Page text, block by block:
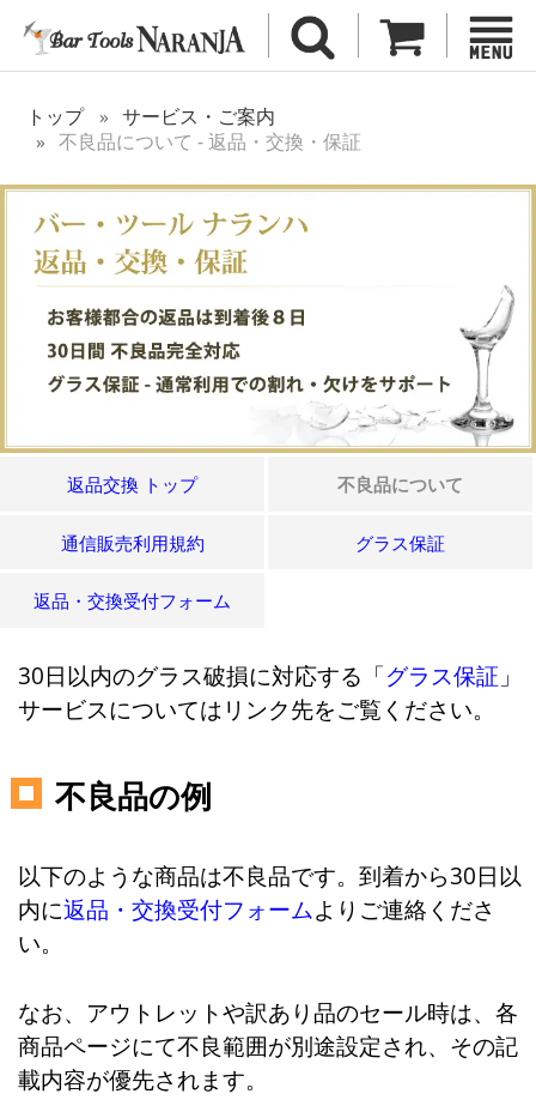
トップ
サービス・ご案内
不良品について - 返品・交換・保証
返品交換 トップ 不良品について
通信販売利用規約 グラス保証
返品・交換受付フォーム
30日以内のグラス破損に対応する「グラス保証 」
サービスについてはリンク先をご覧ください。
不良品の例
以下のような商品は不良品です。到着から30日以
内に返品・交換受付フォームよりご連絡くださ
い。
なお、アウトレットや訳あり品のセール時は、各
商品ページにて不良範囲が別途設定され、その記
載内容が優先されます。